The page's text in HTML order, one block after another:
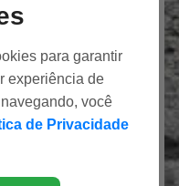
para garantir
experiência de
você
de Privacidade